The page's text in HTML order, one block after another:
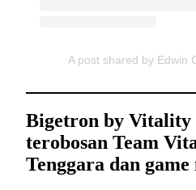
A post shared by Edwin
Bigetron by Vitality
terobosan Team
Tenggara dan